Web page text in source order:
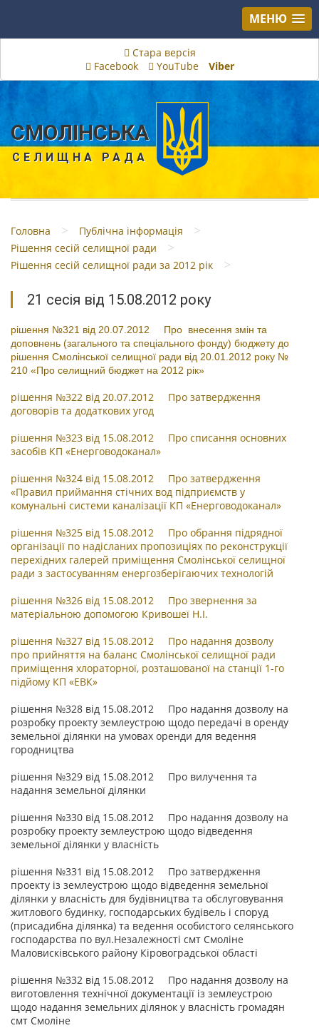
МЕНЮ
Стара версія
Facebook
YouTube Viber
СМОЛІНСЬКА
СЕЛИЩНА РАДА
Головна > Публічна інформація >
Рішення сесій селищної ради >
Рішення сесій селищної ради за 2012 рік >
21 сесія від 15.08.2012 року
рішення №321 від 20.07.2012 Про внесення змін та
доповнень (загального та спеціального фонду) бюджету до
рішення Смолінської селищної ради від 20.01.2012 року №
210 «Про селищний бюджет на 2012 рік»
рішення №322 від 20.07.2012 Про затвердження
договорів та додаткових угод
рішення №323 від 15.08.2012 Про списання основних
засобів КП «Енерговодоканал»
рішення №324 від 15.08.2012 Про затвердження
«Правил приймання стічних вод підприємств у
комунальні системи каналізації КП «Енерговодоканал»
рішення №325 від 15.08.2012 Про обрання підрядної
організації по надісланих пропозиціях по реконструкції
перехідних галерей приміщення Смолінської селищної
ради з застосуванням енергозберігаючих технологій
рішення №326 від 15.08.2012 Про звернення за
матеріальною допомогою Кривошеї Н.І.
рішення №327 від 15.08.2012 Про надання дозволу
про прийняття на баланс Смолінської селищної ради
приміщення хлораторної, розташованої на станції 1-го
підйому КП «ЕВК»
рішення №328 від 15.08.2012 Про надання дозволу на
розробку проекту землеустрою щодо передачі в оренду
земельної ділянки на умовах оренди для ведення
городництва
рішення №329 від 15.08.2012 Про вилучення та
надання земельної ділянки
рішення №330 від 15.08.2012 Про надання дозволу на
розробку проекту землеустрою щодо відведення
земельної ділянки у власність
рішення №331 від 15.08.2012 Про затвердження
проекту із землеустрою щодо відведення земельної
ділянки у власність для будівництва та обслуговування
житлового будинку, господарських будівель і споруд
(присадибна ділянка) та ведення особистого селянського
господарства по вул.Незалежності смт Смоліне
Маловисківського району Кіровоградської області
рішення №332 від 15.08.2012 Про надання дозволу на
виготовлення технічної документації із землеустрою
щодо надання земельних ділянок у власність громадян
смт Смоліне